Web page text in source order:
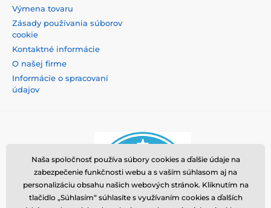
Výmena tovaru
Zásady používania súborov
cookie
Kontaktné informácie
O našej firme
Informácie o spracovaní
údajov
Naša spoločnosť používa súbory cookies a ďalšie údaje na
zabezpečenie funkčnosti webu a s vaším súhlasom aj na
personalizáciu obsahu našich webových stránok. Kliknutím na
tlačidlo „Súhlasím“ súhlasíte s využívaním cookies a ďalších